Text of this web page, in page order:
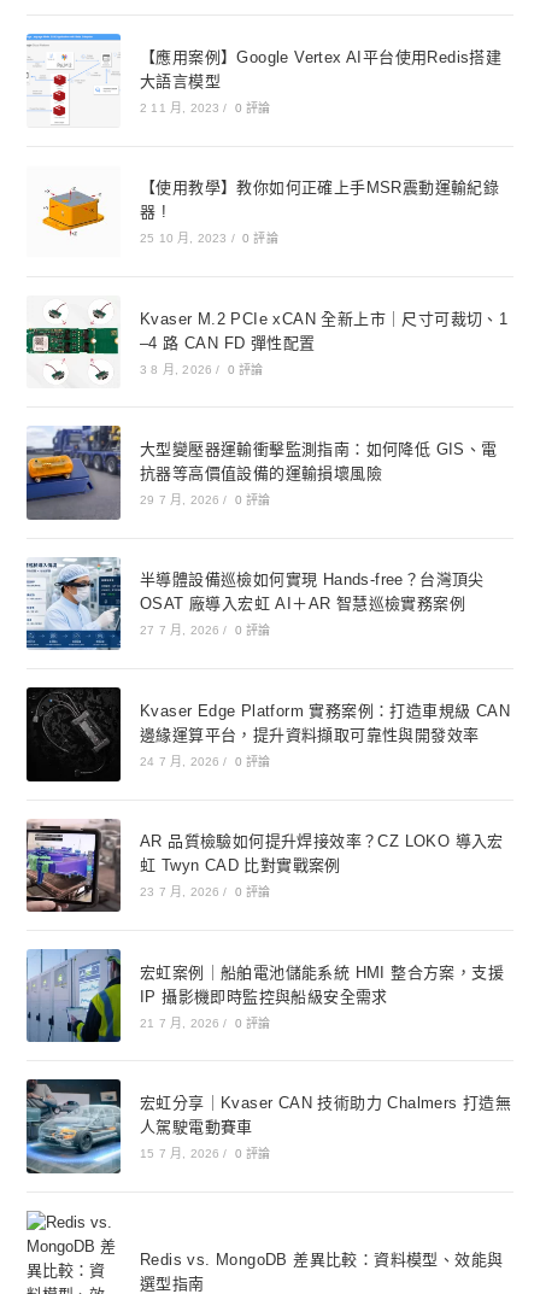
【應用案例】Google Vertex AI平台使用Redis搭建
大語言模型
2 11 月, 2023 / 0 評論
【使用教學】教你如何正確上手MSR震動運輸紀錄
器 !
25 10 月, 2023 / 0 評論
Kvaser M.2 PCIe xCAN 全新上市｜尺寸可裁切、1
–4 路 CAN FD 彈性配置
3 8 月, 2026 / 0 評論
大型變壓器運輸衝擊監測指南：如何降低 GIS、電
抗器等高價值設備的運輸損壞風險
29 7 月, 2026 / 0 評論
半導體設備巡檢如何實現 Hands-free？台灣頂尖
OSAT 廠導入宏虹 AI＋AR 智慧巡檢實務案例
27 7 月, 2026 / 0 評論
Kvaser Edge Platform 實務案例：打造車規級 CAN
邊緣運算平台，提升資料擷取可靠性與開發效率
24 7 月, 2026 / 0 評論
AR 品質檢驗如何提升焊接效率？CZ LOKO 導入宏
虹 Twyn CAD 比對實戰案例
23 7 月, 2026 / 0 評論
宏虹案例｜船舶電池儲能系統 HMI 整合方案，支援
IP 攝影機即時監控與船級安全需求
21 7 月, 2026 / 0 評論
宏虹分享｜Kvaser CAN 技術助力 Chalmers 打造無
人駕駛電動賽車
15 7 月, 2026 / 0 評論
Redis vs. MongoDB 差異比較：資料模型、效能與
選型指南